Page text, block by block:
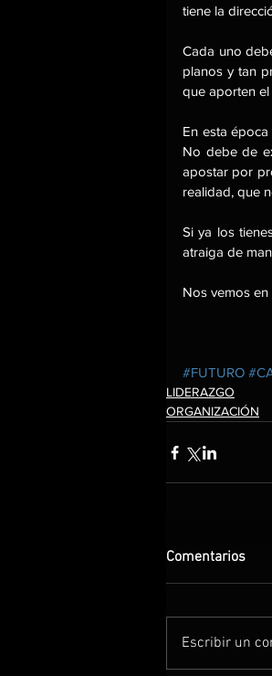
tiene la
Cada uno
planos y tan
que aporten el
En esta
No debe de
apostar por
realidad, que
Si ya los
atraiga de
Nos vemos en
#FUTURO
LIDERAZGO
ORGANIZACIÓN
Comentarios
Escribir un